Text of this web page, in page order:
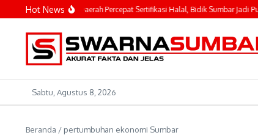
Lewati ke konten
Hot News
Ajak Kepala Daerah Percepat Sertifikasi Halal, Bidik Sumbar Jadi
Sabtu, Agustus 8, 2026
Beranda / pertumbuhan ekonomi Sumbar